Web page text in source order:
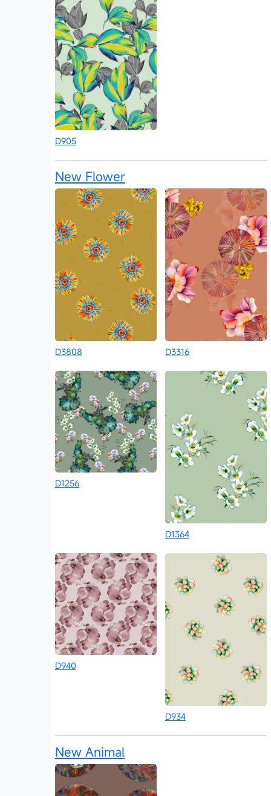
D905
New Flower
D3808 D3316
D1256
D1364
D940
D934
New Animal